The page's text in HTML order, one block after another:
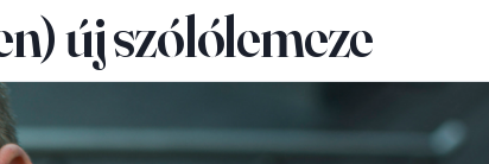
új szólólemeze